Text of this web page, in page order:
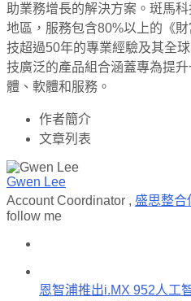
助業務增長的解決方案。斑馬
地區，服務包含80%以上的《
技超過50年的專業經驗及其全
技廣泛的產品組合涵蓋專為提
體、軟體和服務。
作者簡介
文章列表
Gwen Lee
Account Coordinator , 盛思整合
follow me
恩智浦推出i.MX 952人工